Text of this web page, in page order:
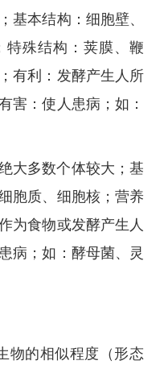
基本结构：细胞壁、
特殊结构：荚膜、鞭
有利：发酵产生人所
害：使人患病；如：
大多数个体较大；基
胞质、细胞核；营养
为食物或发酵产生人
病；如：酵母菌、灵
物的相似程度（形态